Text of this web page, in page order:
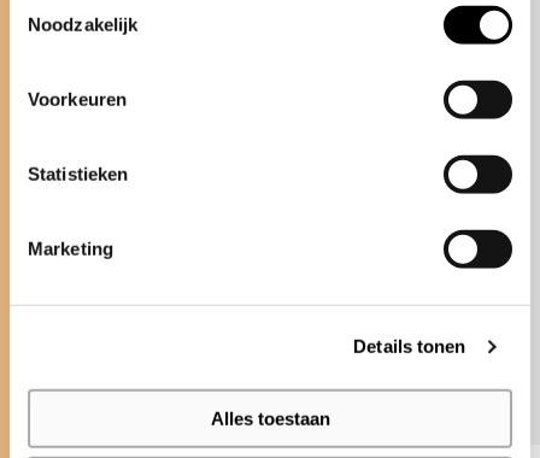
Noodzakelijk
Voorkeuren
Statistieken
Marketing
Details tonen
Alles toestaan
Innovation Center en is uitsluitend op